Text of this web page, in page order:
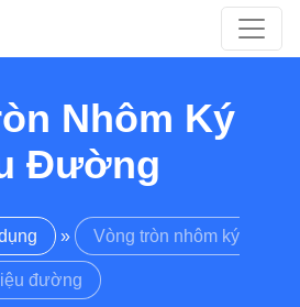
Nhôm Ký
Đường
» Vòng tròn nhôm ký
đường